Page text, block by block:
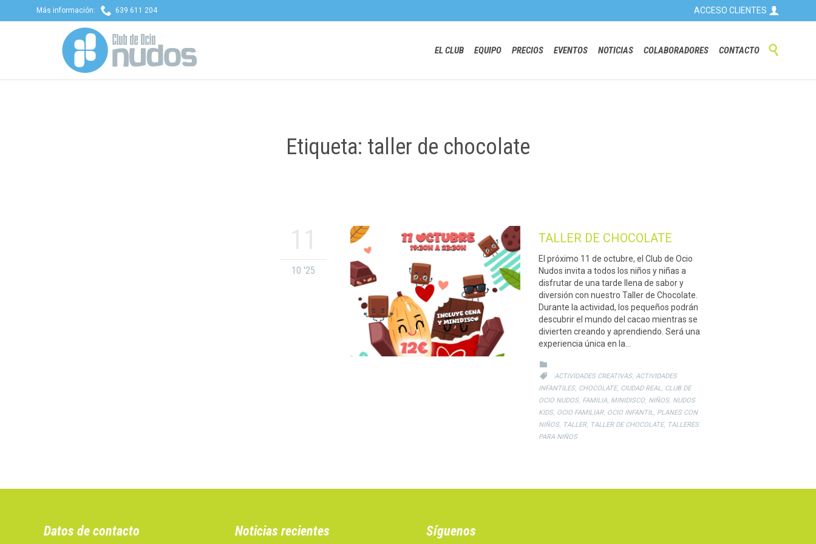
Más información:  639 611 204 ACCESO CLIENTES 
to
EL CLUB EQUIPO PRECIOS EVENTOS NOTICIAS COLABORADORES CONTACTO 
Etiqueta: taller de chocolate
10 '25
TALLER DE CHOCOLATE
El próximo 11 de octubre, el Club de Ocio
Nudos invita a todos los niños y niñas a
disfrutar de una tarde llena de sabor y
diversión con nuestro Taller de Chocolate.
Durante la actividad, los pequeños podrán
descubrir el mundo del cacao mientras se
divierten creando y aprendiendo. Será una
experiencia única en la…

 CATEGORY
ACTIVIDADES CREATIVAS, ACTIVIDADES
INFANTILES, CHOCOLATE, CIUDAD REAL, CLUB DE
OCIO NUDOS, FAMILIA, MINIDISCO, NIÑOS, NUDOS
KIDS, OCIO FAMILIAR, OCIO INFANTIL, PLANES CON
NIÑOS, TALLER, TALLER DE CHOCOLATE, TALLERES
PARA NIÑOS
Datos de contacto Noticias recientes Síguenos